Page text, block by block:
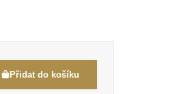
Přidat do košíku